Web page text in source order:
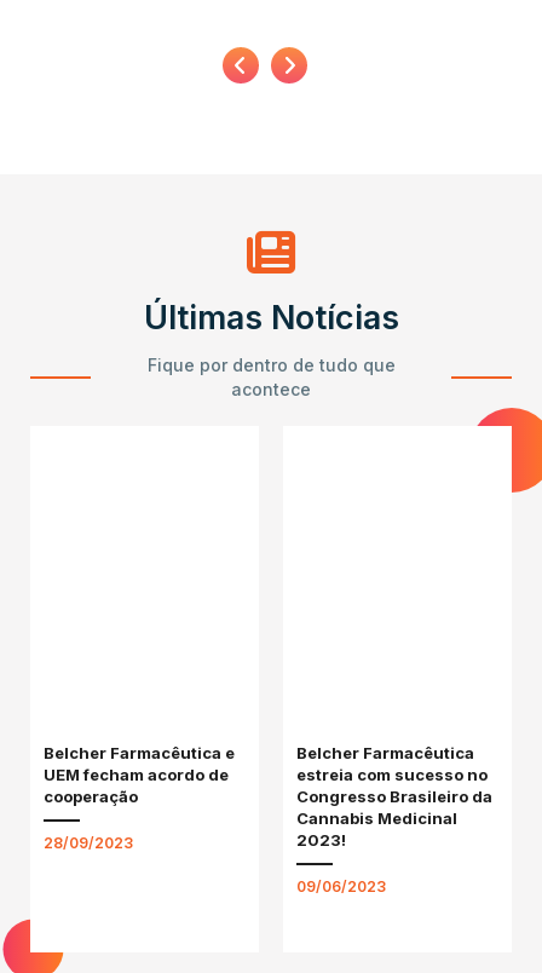
Últimas Notícias
Fique por dentro de tudo que
acontece
Belcher Farmacêutica e
UEM fecham acordo de
cooperação
28/09/2023
Belcher Farmacêutica
estreia com sucesso no
Congresso Brasileiro da
Cannabis Medicinal
2023!
09/06/2023